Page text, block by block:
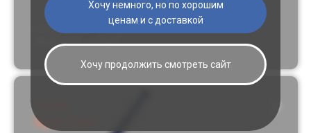
расширенная градуировка до 5,5 мл
МедВэй Луер Слип
Луер Слип
Хочу немного, но по хорошим
ценам и с доставкой
Хочу продолжить смотреть сайт